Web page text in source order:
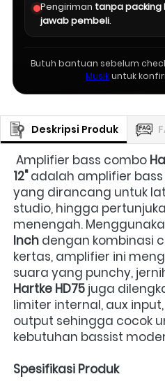
Pengiriman tanpa packing
jawab pembeli.
Butuh bantuan sebelum
Musikuntuk
Deskripsi Produk
Amplifier bass combo
12" adalah amplifier
yang dirancang untuk
studio, hingga
menengah.
Inch dengan kombinasi
kertas, amplifier ini
Hartke HD75 juga
limiter internal, aux
output sehingga cocok
kebutuhan bassist
Spesifikasi Produk